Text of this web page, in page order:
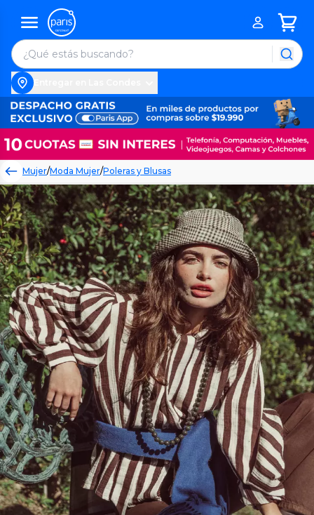
Mujer/Moda Mujer/Poleras y Blusas